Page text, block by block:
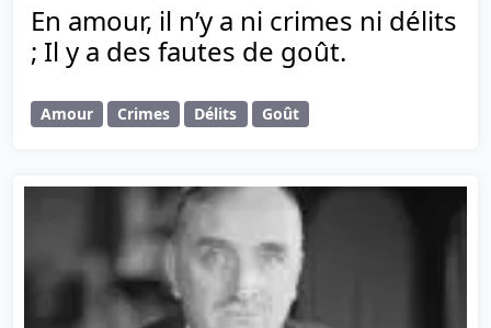
En amour, il n’y a ni crimes ni délits
; Il y a des fautes de goût.
Amour Crimes Délits Goût